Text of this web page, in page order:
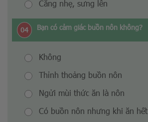
Căng nhẹ, sưng lên
04 Bạn có cảm giác buồn nôn không?
Không
Thỉnh thoảng buồn nôn
Ngửi mùi thức ăn là nôn
Có buồn nôn nhưng khi ăn hết